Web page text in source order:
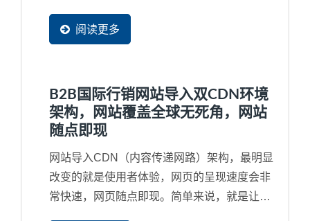
阅读更多
B2B国际行销网站导入双CDN环境
架构，网站覆盖全球无死角，网站
随点即现
网站导入CDN（内容传递网路）架构，最明显
改变的就是使用者体验，网页的呈现速度会非
常快速，网页随点即现。简单来说，就是让您